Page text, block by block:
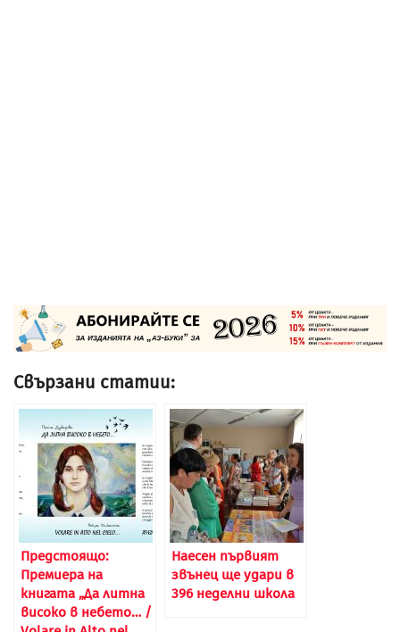
Свързани статии:
Предстоящо:
Премиера на
книгата „Да литна
високо в небето… /
Наесен първият
звънец ще удари в
396 неделни школа